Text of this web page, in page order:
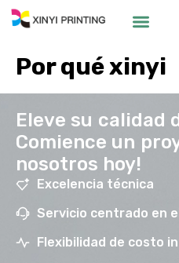
Por qué xinyi
Eleve su calidad
Comience un
nosotros hoy!
Excelencia técnica
Servicio centrado en
Flexibilidad de costo